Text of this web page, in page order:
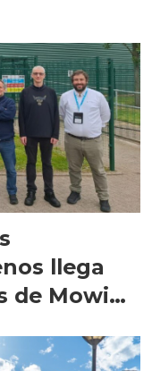
llega
de Mowi